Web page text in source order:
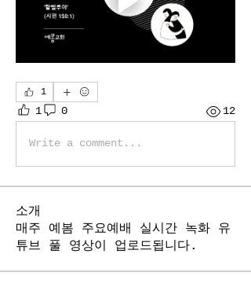
1
1 0 12
Write a comment...
소개
매주 예봄 주요예배 실시간 녹화 유
튜브 풀 영상이 업로드됩니다.